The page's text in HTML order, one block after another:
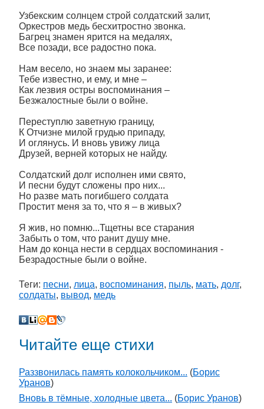
Узбекским солнцем строй солдатский залит,
Оркестров медь бесхитростно звонка.
Багрец знамен ярится на медалях,
Все позади, все радостно пока.
Нам весело, но знаем мы заранее:
Тебе известно, и ему, и мне –
Как лезвия остры воспоминания –
Безжалостные были о войне.
Переступлю заветную границу,
К Отчизне милой грудью припаду,
И оглянусь. И вновь увижу лица
Друзей, верней которых не найду.
Солдатский долг исполнен ими свято,
И песни будут сложены про них...
Но разве мать погибшего солдата
Простит меня за то, что я – в живых?
Я жив, но помню...Тщетны все старания
Забыть о том, что ранит душу мне.
Нам до конца нести в сердцах воспоминания -
Безрадостные были о войне.
Теги: песни, лица, воспоминания, пыль, мать, долг,
солдаты, вывод, медь
Читайте еще стихи
Раззвонилась память колокольчиком... (Борис
Уранов)
Вновь в тёмные, холодные цвета... (Борис Уранов)